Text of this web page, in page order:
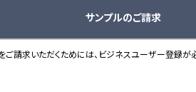
サンプルのご請求
ご請求いただくためには、ビジネスユーザー登録が